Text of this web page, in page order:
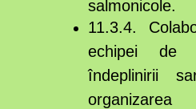
salmonicole.
11.3.4.
echipei de
îndeplinirii